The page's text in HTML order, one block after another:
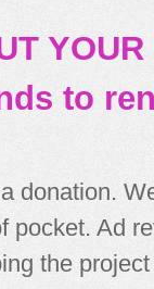
to
donation.
pocket. Ad
the